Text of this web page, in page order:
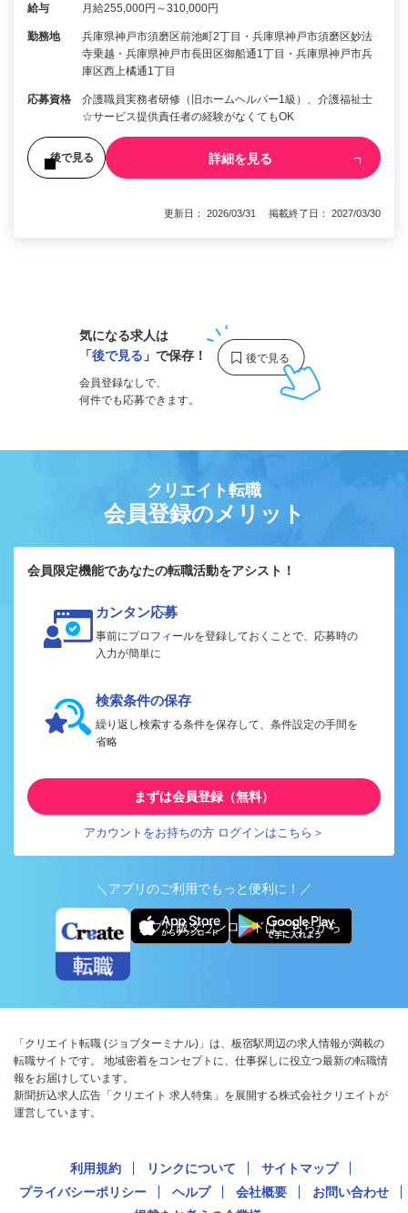
給与 月給255,000円～310,000円
勤務地
兵庫県神戸市須磨区前池町2丁目・兵庫県神戸市須磨区妙法
寺乗越・兵庫県神戸市長田区御船通1丁目・兵庫県神戸市兵
庫区西上橘通1丁目
応募資格
介護職員実務者研修（旧ホームヘルパー1級）、介護福祉士
☆サービス提供責任者の経験がなくてもOK
後で見る 詳細を見る
更新日： 2026/03/31 掲載終了日： 2027/03/30
気になる求人は
「後で見る 」で保存！
会員登録なしで、
何件でも応募できます。
クリエイト転職
会員登録のメリット
会員限定機能であなたの転職活動をアシスト！
カンタン応募
事前にプロフィールを登録しておくことで、応募時の
入力が簡単に
検索条件の保存
繰り返し検索する条件を保存して、条件設定の手間を
省略
まずは会員登録（無料）
アカウントをお持ちの方 ログインはこちら＞
＼アプリのご利用でもっと便利に！／
アプリ版ダウンロードはこちらから
「クリエイト転職 (ジョブターミナル)」は、板宿駅周辺の求人情報が満載の
転職サイトです。 地域密着をコンセプトに、仕事探しに役立つ最新の転職情
報をお届けしています。
新聞折込求人広告「クリエイト 求人特集」を展開する株式会社クリエイトが
運営しています。
利用規約 リンクについて
サイトマップ
プライバシーポリシー
ヘルプ 会社概要
お問い合わせ